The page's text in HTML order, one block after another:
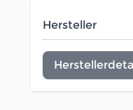
Hersteller